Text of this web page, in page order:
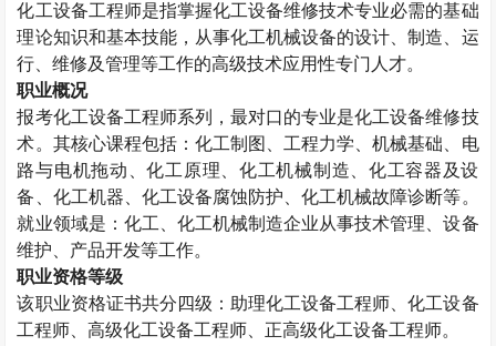
化工设备工程师是指掌握化工设备维修技术专业必需的基础
理论知识和基本技能，从事化工机械设备的设计、制造、运
行、维修及管理等工作的高级技术应用性专门人才。
职业概况
报考化工设备工程师系列，最对口的专业是化工设备维修技
术。其核心课程包括：化工制图、工程力学、机械基础、电
路与电机拖动、化工原理、化工机械制造、化工容器及设
备、化工机器、化工设备腐蚀防护、化工机械故障诊断等。
就业领域是：化工、化工机械制造企业从事技术管理、设备
维护、产品开发等工作。
职业资格等级
该职业资格证书共分四级：助理化工设备工程师、化工设备
工程师、高级化工设备工程师、正高级化工设备工程师。